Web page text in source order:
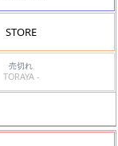
STORE
売切れ
TORAYA -